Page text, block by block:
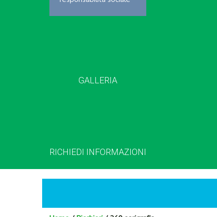
GALLERIA
RICHIEDI INFORMAZIONI